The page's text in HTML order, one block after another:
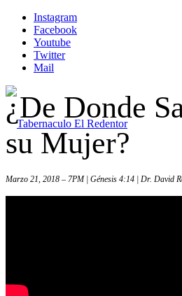
Instagram
Facebook
Youtube
Twitter
Mail
¿De Donde
su Mujer?
Marzo 21, 2018 – 7PM | Génesis 4:14 | Dr. David